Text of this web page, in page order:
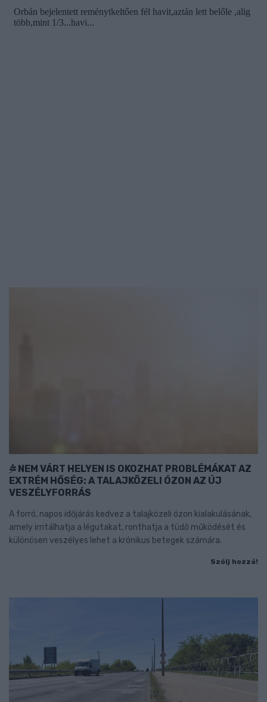
NEM VÁRT HELYEN IS OKOZHAT PROBLÉMÁKAT AZ
EXTRÉM HŐSÉG: A TALAJKÖZELI ÓZON AZ ÚJ
VESZÉLYFORRÁS
A forró, napos időjárás kedvez a talajközeli ózon kialakulásának,
amely irritálhatja a légutakat, ronthatja a tüdő működését és
különösen veszélyes lehet a krónikus betegek számára.
Szólj hozzá!